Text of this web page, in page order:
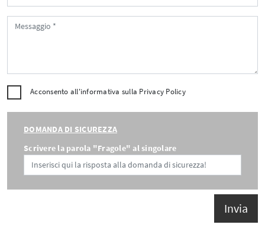
Acconsento all'informativa sulla Privacy Policy
DOMANDA DI SICUREZZA
Scrivere la parola "Fragole" al singolare
Invia